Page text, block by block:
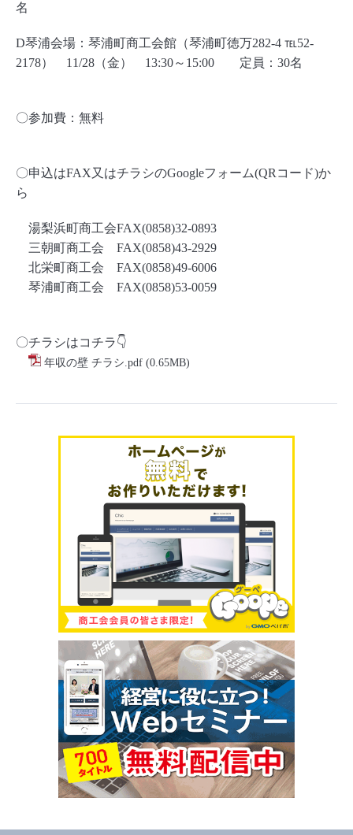
名
D琴浦会場：琴浦町商工会館（琴浦町徳万282-4 ℡52-
2178）
11/28（金） 13:30～15:00 定員：30名
〇参加費：無料
〇申込はFAX又はチラシのGoogleフォーム(QRコード)か
ら
湯梨浜町商工会FAX(0858)32-0893
三朝町商工会 FAX(0858)43-2929
北栄町商工会 FAX(0858)49-6006
琴浦町商工会 FAX(0858)53-0059
〇チラシはコチラ👇
年収の壁 チラシ.pdf (0.65MB)